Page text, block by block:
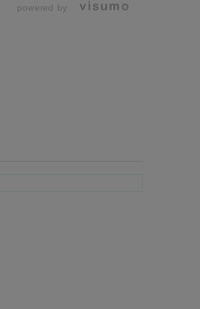
powered by